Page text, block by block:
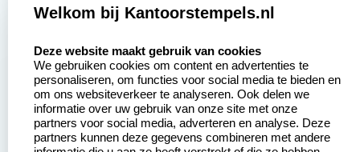
Zakelijk:
Aanvraag op maat
Betaling &
Verzending
Wederverkoper
worden
Klantenservice:
Contact opnemen
Veel gestelde vragen
Retourneren
Herroepingsrecht
Welkom bij Kantoorstempels.nl
Deze website maakt gebruik van cookies
We gebruiken cookies om content en advertenties te
personaliseren, om functies voor social media te bieden en
om ons websiteverkeer te analyseren. Ook delen we
informatie over uw gebruik van onze site met onze
partners voor social media, adverteren en analyse. Deze
partners kunnen deze gegevens combineren met andere